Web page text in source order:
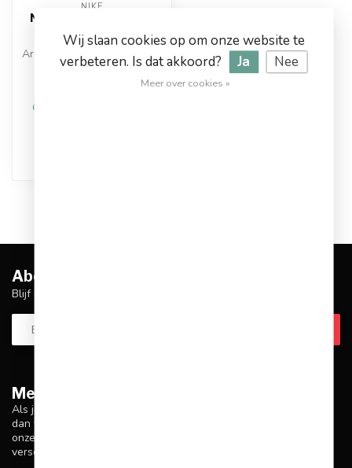
NIKE
Nike Dri-FIT Club Cap
Senior
Artikelnummer: FB5372-010
Kleur: Zwart
Materiaal: 100% Polyester
Op werkdagen voor 17.00
Meer informatie
Als je vragen hebt over onze producten of je aankoop, zorg er
dan voor dat je onze klantenservicepagina bezoekt. Hier vind je
onze bedrijfsgegevens, antwoorden op veelgestelde vragen en
verschillende manieren om contact met ons op te nemen.
Abonneer je op onze nieuwsbrief
Blijf op de hoogte over onze laatste acties
Wij slaan cookies op om onze website te
verbeteren. Is dat akkoord?
Ja Nee
Meer over cookies »